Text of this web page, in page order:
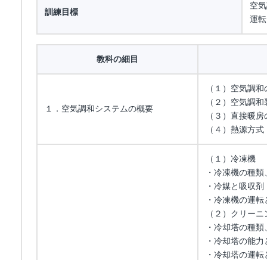
訓練目標
空
運
教科の細目
１．空気調和システムの概要
（１）空気調
（２）空気調
（３）直接暖
（４）熱源方式
（１）冷凍機
・冷凍機の種
・冷媒と吸収剤
・冷凍機の運
（２）クリー
・冷却塔の種
・冷却塔の能
・冷却塔の運